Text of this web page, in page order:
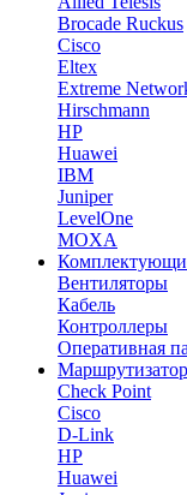
Brocade Ruckus
Cisco
Eltex
Extreme
Hirschmann
HP
Huawei
IBM
Juniper
LevelOne
MOXA
Вентиляторы
Кабель
Контроллеры
Оперативная
Check Point
Cisco
D-Link
HP
Huawei